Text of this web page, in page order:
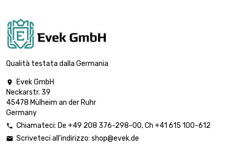
Qualità testata dalla Germania

Evek GmbH
Neckarstr. 39
45478 Mülheim an der Ruhr
Germany
 Chiamateci: De +49 208 376-298-00, Ch +41 615 100-612
 Scriveteci all'indirizzo: shop@evek.de